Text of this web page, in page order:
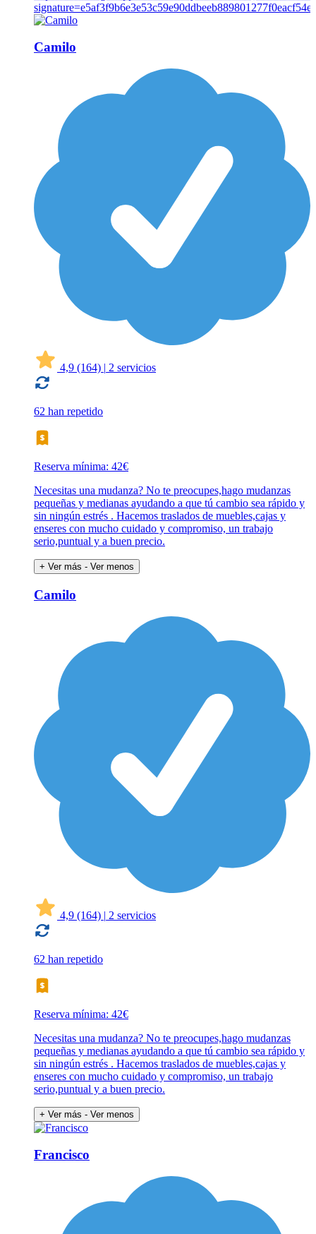
Camilo
4,9 (164) | 2 servicios
62 han repetido
Reserva mínima: 42€
Necesitas una mudanza? No te preocupes,hago mudanzas
pequeñas y medianas ayudando a que tú cambio sea rápido y
sin ningún estrés . Hacemos traslados de muebles,cajas y
enseres con mucho cuidado y compromiso, un trabajo
serio,puntual y a buen precio.
+ Ver más - Ver menos
Camilo
4,9 (164) | 2 servicios
62 han repetido
Reserva mínima: 42€
Necesitas una mudanza? No te preocupes,hago mudanzas
pequeñas y medianas ayudando a que tú cambio sea rápido y
sin ningún estrés . Hacemos traslados de muebles,cajas y
enseres con mucho cuidado y compromiso, un trabajo
serio,puntual y a buen precio.
+ Ver más - Ver menos
Francisco